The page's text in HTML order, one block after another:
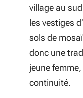
village au
les vestiges
sols de
donc une
jeune
continuité.